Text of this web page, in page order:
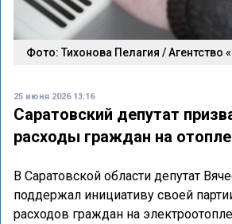
Фото: Тихонова Пелагия / Агентство
25 июня 2026 13:16
Саратовский депутат
расходы граждан на
В Саратовской области депутат
поддержал инициативу своей
расходов граждан на